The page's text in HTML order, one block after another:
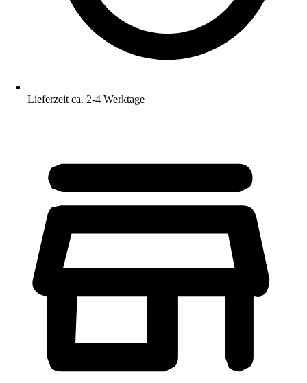
Lieferzeit ca. 2-4 Werktage